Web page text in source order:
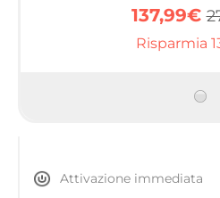
137,99€
Risparmia
Attivazione immediata